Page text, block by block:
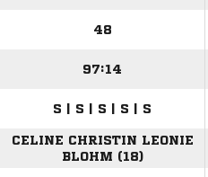
48
97:14
S | S | S | S | S
CELINE CHRISTIN LEONIE
BLOHM (18)